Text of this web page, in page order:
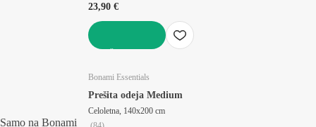
23,90 €
Samo na Bonami
Bonami Essentials
Prešita odeja Medium
Celoletna, 140x200 cm